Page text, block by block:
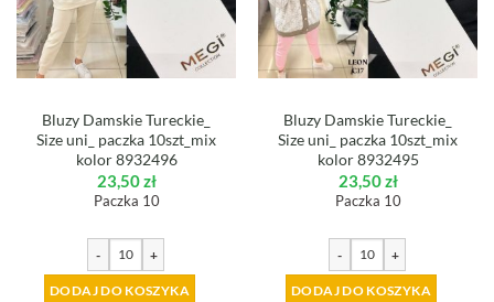
Bluzy Damskie Tureckie_
Size uni_ paczka 10szt_mix
kolor 8932496
23,50zł
Paczka 10
- +
DODAJ DO KOSZYKA
Bluzy Damskie Tureckie_
Size uni_ paczka 10szt_mix
kolor 8932495
23,50zł
Paczka 10
- +
DODAJ DO KOSZYKA